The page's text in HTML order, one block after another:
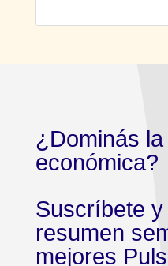
¿Dominás
económica?
Suscríbete
resumen
mejores